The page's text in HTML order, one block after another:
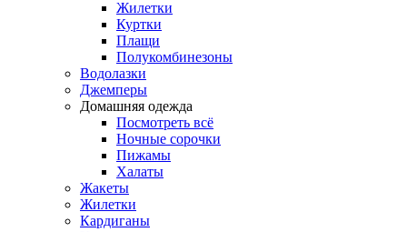
Жилетки
Куртки
Плащи
Полукомбинезоны
Водолазки
Джемперы
Домашняя одежда
Посмотреть всё
Ночные сорочки
Пижамы
Халаты
Жакеты
Жилетки
Кардиганы